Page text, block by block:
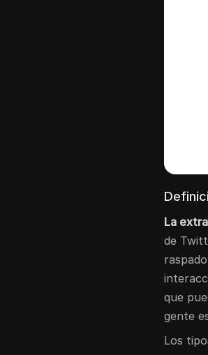
La
de
que
gente
Los